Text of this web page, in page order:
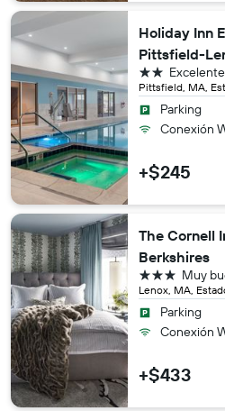
Holiday Inn
Pittsfield-
Pittsfield, MA,
Excelente
2 estrellas
Parking
Conexión
+$245
The Cornell
Berkshires
Lenox, MA,
Muy
3 estrellas
Parking
Conexión
+$433